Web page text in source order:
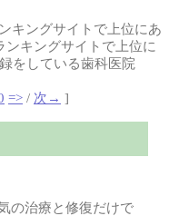
キングサイトで上位にあ
ンキングサイトで上位に
をしている歯科医院
=> / 次→ ]
の治療と修復だけで